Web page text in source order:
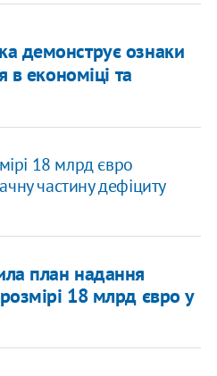
демонструє ознаки
в економіці та
18 млрд євро
частину дефіциту
план надання
18 млрд євро у